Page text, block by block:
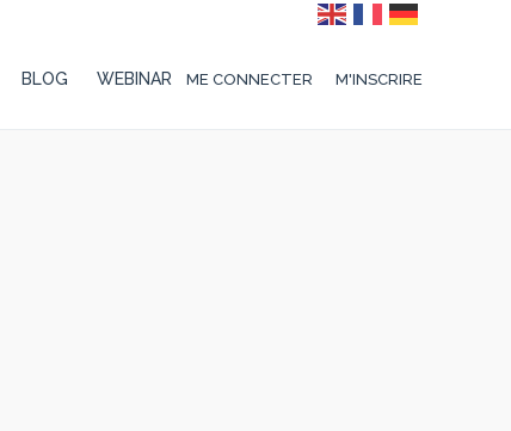
BLOG WEBINAR ME CONNECTER M'INSCRIRE